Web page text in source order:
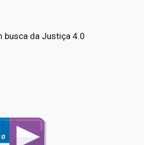
busca da Justiça 4.0